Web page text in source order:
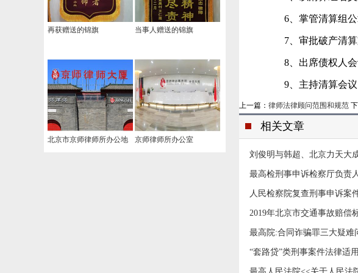
再获赠送的锦旗 当事人赠送的锦旗
北京市京师律师所办公地
京师律师所办公室
6 、掌管清算组
7 、审批破产清
8 、出席债权人
9 、主持清算会
上一篇： 律师法律顾问范围和规范
相关文章
刘俊明与韩超、北京力天大
最高检刑事申诉检察厅负责
人民检察院复查刑事申诉案
2019年北京市交通事故赔偿
最高院:合同诈骗罪三大疑难
“套路贷”类刑事案件法律适